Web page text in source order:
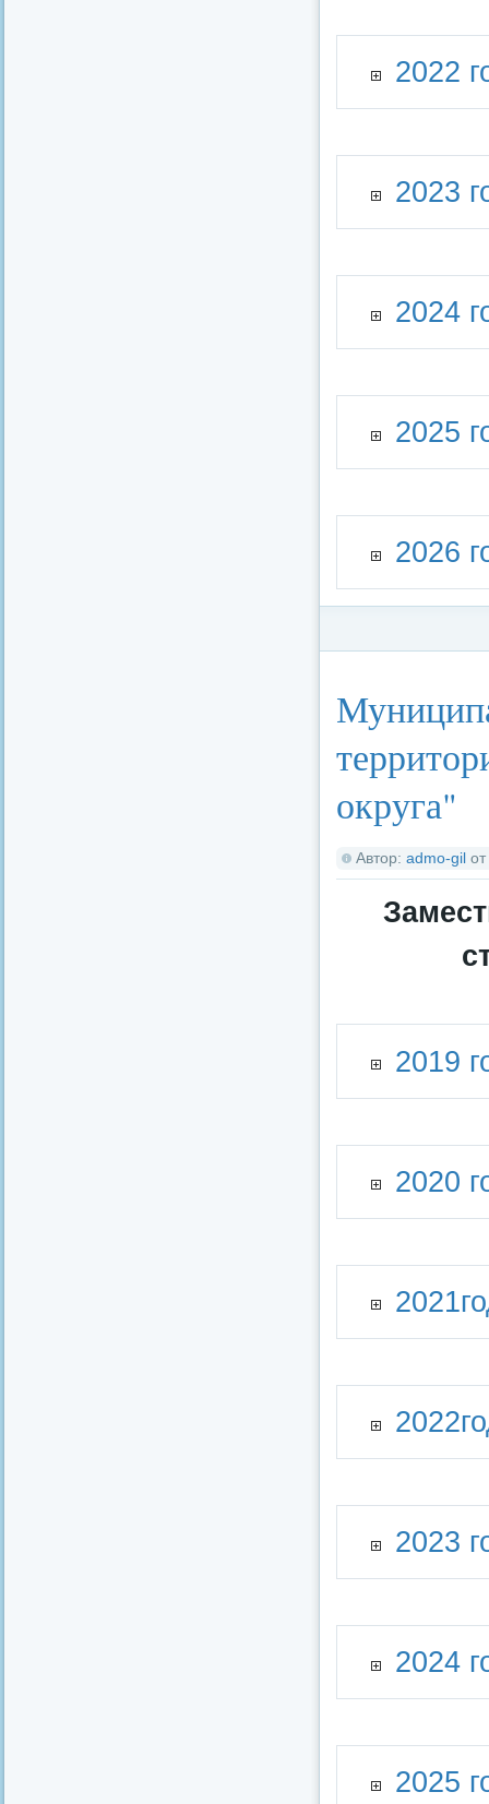
2022
2023
2024
2025
2026
округа"
Автор: admo-gil от
2019
2020
2023
2024
2025